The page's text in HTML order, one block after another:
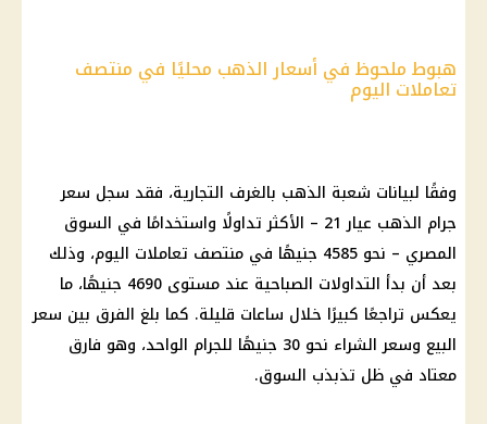
هبوط ملحوظ في أسعار الذهب محليًا في منتصف
تعاملات اليوم
وفقًا لبيانات شعبة الذهب بالغرف التجارية، فقد سجل سعر
جرام الذهب عيار 21 – الأكثر تداولًا واستخدامًا في السوق
المصري – نحو 4585 جنيهًا في منتصف تعاملات اليوم، وذلك
بعد أن بدأ التداولات الصباحية عند مستوى 4690 جنيهًا، ما
يعكس تراجعًا كبيرًا خلال ساعات قليلة. كما بلغ الفرق بين سعر
البيع وسعر الشراء نحو 30 جنيهًا للجرام الواحد، وهو فارق
معتاد في ظل تذبذب السوق.